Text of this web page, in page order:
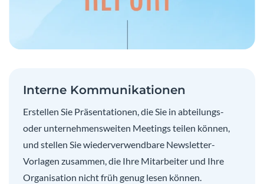
Interne Kommunikationen
Erstellen Sie Präsentationen, die Sie in abteilungs-
oder unternehmensweiten Meetings teilen können,
und stellen Sie wiederverwendbare Newsletter-
Vorlagen zusammen, die Ihre Mitarbeiter und Ihre
Organisation nicht früh genug lesen können.